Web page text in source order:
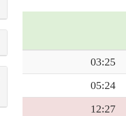
03:25
05:24
12:27